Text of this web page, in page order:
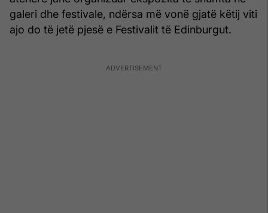
galeri dhe festivale, ndërsa më vonë gjatë këtij viti
ajo do të jetë pjesë e Festivalit të Edinburgut.